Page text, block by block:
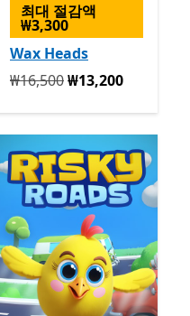
최대 절감액
₩3,300
Wax Heads
원래 ₩16,500 지금 ₩13,200
₩16,500₩13,200